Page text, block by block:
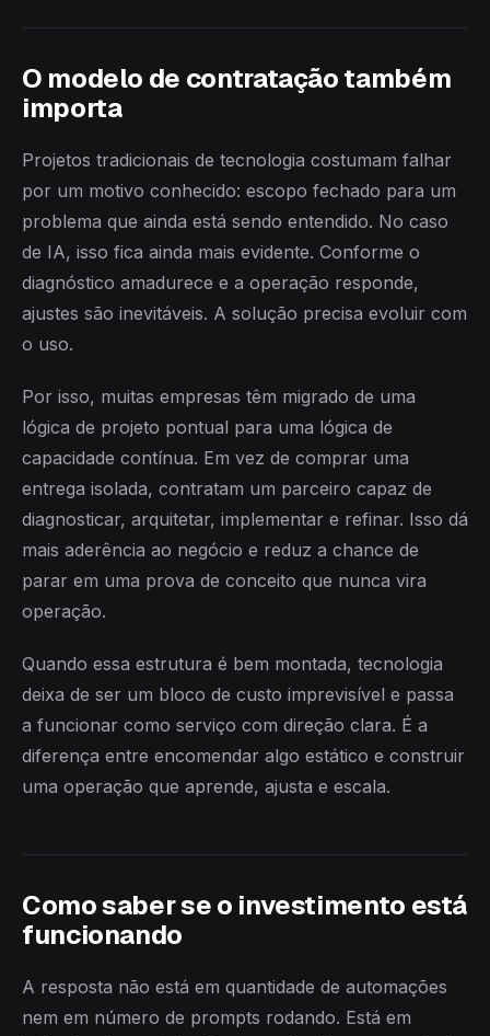
O modelo de contratação também
importa
Projetos tradicionais de tecnologia costumam falhar
por um motivo conhecido: escopo fechado para um
problema que ainda está sendo entendido. No caso
de IA, isso fica ainda mais evidente. Conforme o
diagnóstico amadurece e a operação responde,
ajustes são inevitáveis. A solução precisa evoluir com
o uso.
Por isso, muitas empresas têm migrado de uma
lógica de projeto pontual para uma lógica de
capacidade contínua. Em vez de comprar uma
entrega isolada, contratam um parceiro capaz de
diagnosticar, arquitetar, implementar e refinar. Isso dá
mais aderência ao negócio e reduz a chance de
parar em uma prova de conceito que nunca vira
operação.
Quando essa estrutura é bem montada, tecnologia
deixa de ser um bloco de custo imprevisível e passa
a funcionar como serviço com direção clara. É a
diferença entre encomendar algo estático e construir
uma operação que aprende, ajusta e escala.
Como saber se o investimento está
funcionando
A resposta não está em quantidade de automações
nem em número de prompts rodando. Está em